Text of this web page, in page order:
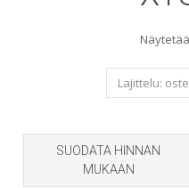
SUODATA HINNAN
MUKAAN